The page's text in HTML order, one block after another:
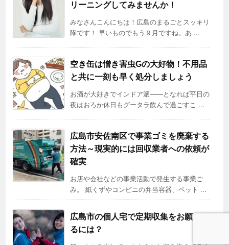
リーニングしてみませんか！
みなさんこんにちは！広島のまるごとスッキリ
隊です！ 早いものでもう９月ですね。あ ...
空き缶は憎き害虫Gの大好物！不用品
と共に一刻も早く処分しましょう
お酒が大好きでインドア派――となれば平日の
夜はおろか休日もグータラ飲んで過ごすこ ...
広島市安佐南区で事業ゴミを廃棄する
方法～現実的には回収業者への依頼が
確実
お店や会社などの事業活動で発生する事業ご
み。 紙くずやコンビニの弁当容器、ペット ...
広島市の個人宅で定期収集をお願いす
るには？